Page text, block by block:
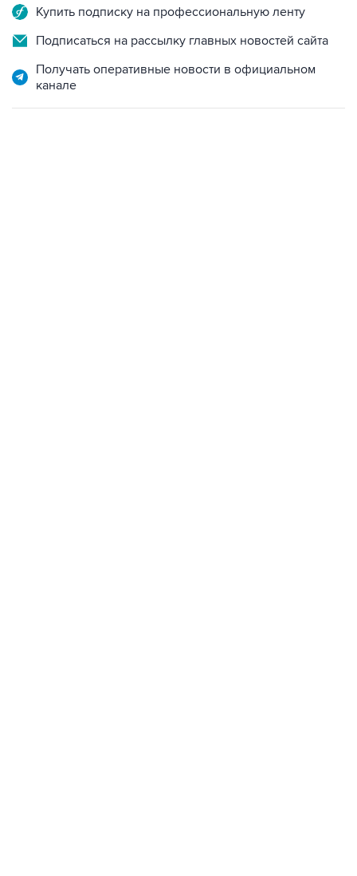
Купить подписку на профессиональную ленту
Подписаться на рассылку главных новостей сайта
Получать оперативные новости в официальном
канале